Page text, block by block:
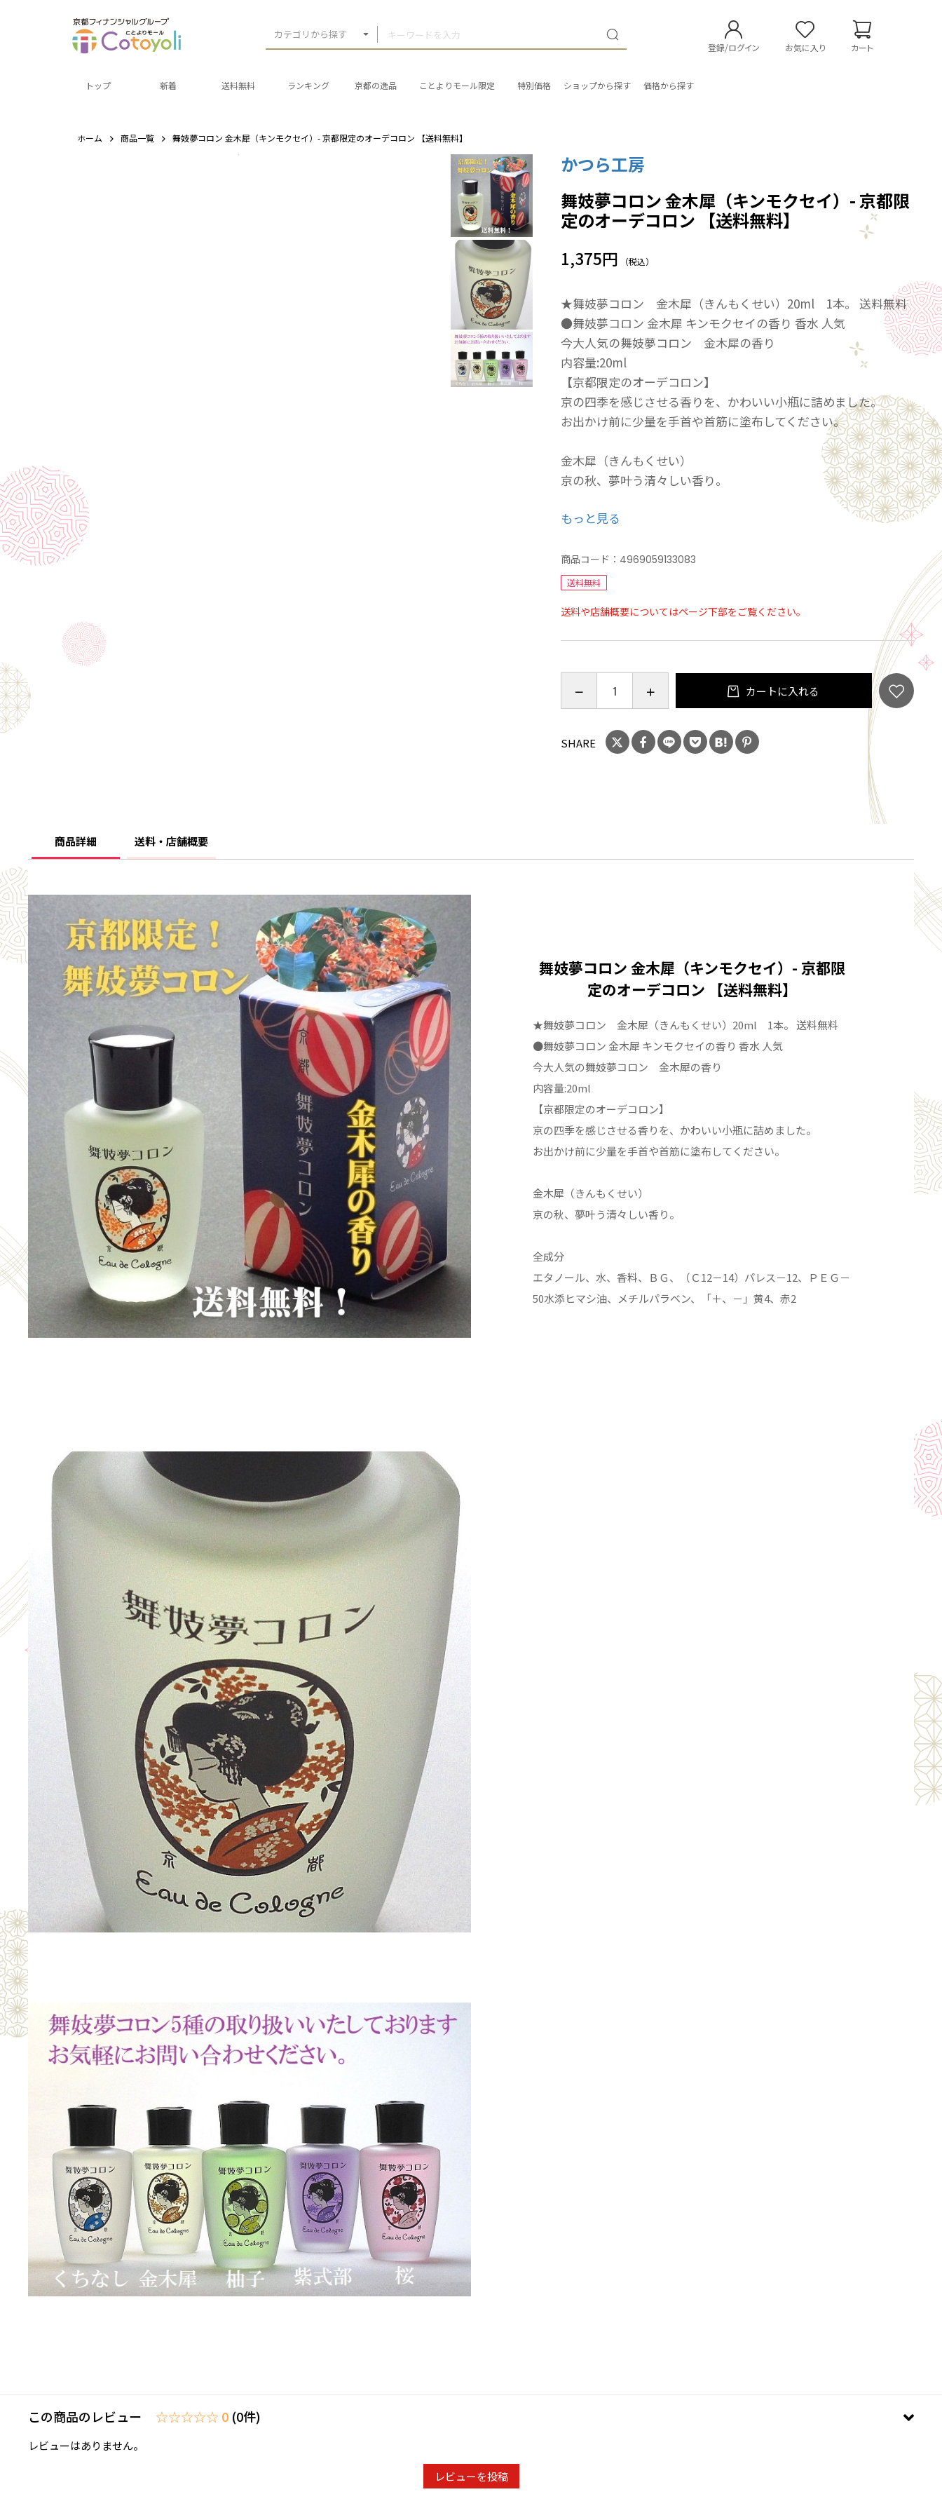
カテゴリから探す
登録/ログイン お気に入り カート
トップ 新着 送料無料 ランキング 京都の逸品 ことよりモール限定 特別価格 ショップから探す 価格から探す
ホーム 商品一覧 舞妓夢コロン 金木犀（キンモクセイ）- 京都限定のオーデコロン 【送料無料】
かつら工房
舞妓夢コロン 金木犀（キンモクセイ）- 京都限
定のオーデコロン 【送料無料】
1,375円 （税込）
★舞妓夢コロン 金木犀（きんもくせい）20ml 1本。 送料無料
●舞妓夢コロン 金木犀 キンモクセイの香り 香水 人気
今大人気の舞妓夢コロン 金木犀の香り
内容量:20ml
【京都限定のオーデコロン】
京の四季を感じさせる香りを、かわいい小瓶に詰めました。
お出かけ前に少量を手首や首筋に塗布してください。
金木犀（きんもくせい）
京の秋、夢叶う清々しい香り。
全成分
－50水添ヒマシ油、メチルパラベン、「＋、－」黄4、赤2
もっと見る
商品コード： 4969059133083
送料無料
送料や店舗概要についてはページ下部をご覧ください。
カートに入れる
SHARE
商品詳細 送料・店舗概要
舞妓夢コロン 金木犀（キンモクセイ）- 京都限
定のオーデコロン 【送料無料】
★舞妓夢コロン 金木犀（きんもくせい）20ml 1本。 送料無料
●舞妓夢コロン 金木犀 キンモクセイの香り 香水 人気
今大人気の舞妓夢コロン 金木犀の香り
内容量:20ml
【京都限定のオーデコロン】
京の四季を感じさせる香りを、かわいい小瓶に詰めました。
お出かけ前に少量を手首や首筋に塗布してください。
金木犀（きんもくせい）
京の秋、夢叶う清々しい香り。
全成分
エタノール、水、香料、ＢＧ、（Ｃ12－14）パレス－12、ＰＥＧ－
50水添ヒマシ油、メチルパラベン、「＋、－」黄4、赤2
この商品のレビュー ☆☆☆☆☆ 0 (0件)
レビューはありません。
レビューを投稿